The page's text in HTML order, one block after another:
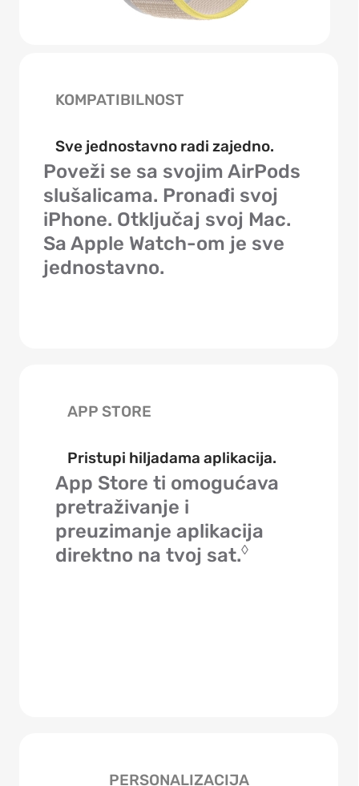
KOMPATIBILNOST
Sve jednostavno radi zajedno.
Poveži se sa svojim AirPods
slušalicama. Pronađi svoj
iPhone. Otključaj svoj Mac.
Sa Apple Watch-om je sve
jednostavno.
APP STORE
Pristupi hiljadama aplikacija.
App Store ti omogućava
pretraživanje i
preuzimanje aplikacija
direktno na tvoj sat.◊
PERSONALIZACIJA